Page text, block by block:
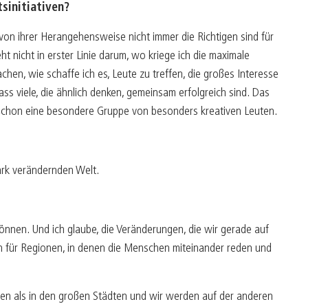
ihrer Herangehensweise nicht immer die Richtigen sind für
nicht in erster Linie darum, wo kriege ich die maximale
wie schaffe ich es, Leute zu treffen, die großes Interesse
viele, die ähnlich denken, gemeinsam erfolgreich sind. Das
eine besondere Gruppe von besonders kreativen Leuten.
verändernden Welt.
Und ich glaube, die Veränderungen, die wir gerade auf
Regionen, in denen die Menschen miteinander reden und
als in den großen Städten und wir werden auf der anderen